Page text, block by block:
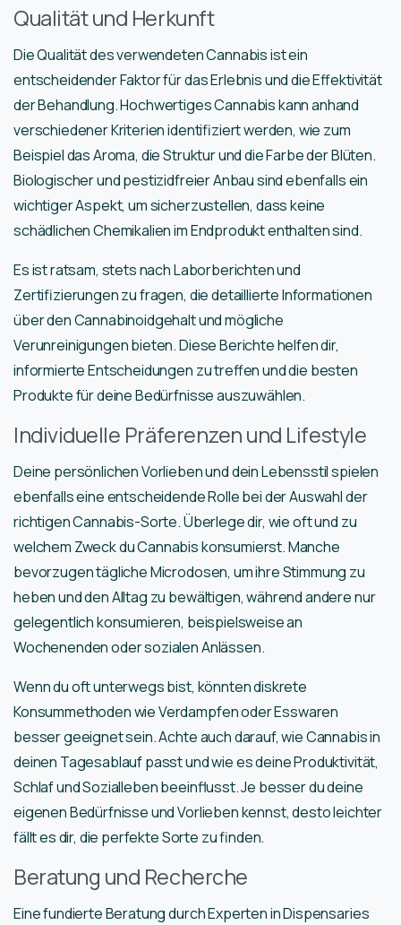
Qualität und Herkunft
Die Qualität des verwendeten Cannabis ist ein
entscheidender Faktor für das Erlebnis und die Effektivität
der Behandlung. Hochwertiges Cannabis kann anhand
verschiedener Kriterien identifiziert werden, wie zum
Beispiel das Aroma, die Struktur und die Farbe der Blüten.
Biologischer und pestizidfreier Anbau sind ebenfalls ein
wichtiger Aspekt, um sicherzustellen, dass keine
schädlichen Chemikalien im Endprodukt enthalten sind.
Es ist ratsam, stets nach Laborberichten und
Zertifizierungen zu fragen, die detaillierte Informationen
über den Cannabinoidgehalt und mögliche
Verunreinigungen bieten. Diese Berichte helfen dir,
informierte Entscheidungen zu treffen und die besten
Produkte für deine Bedürfnisse auszuwählen.
Individuelle Präferenzen und Lifestyle
Deine persönlichen Vorlieben und dein Lebensstil spielen
ebenfalls eine entscheidende Rolle bei der Auswahl der
richtigen Cannabis-Sorte. Überlege dir, wie oft und zu
welchem Zweck du Cannabis konsumierst. Manche
bevorzugen tägliche Microdosen, um ihre Stimmung zu
heben und den Alltag zu bewältigen, während andere nur
gelegentlich konsumieren, beispielsweise an
Wochenenden oder sozialen Anlässen.
Wenn du oft unterwegs bist, könnten diskrete
Konsummethoden wie Verdampfen oder Esswaren
besser geeignet sein. Achte auch darauf, wie Cannabis in
deinen Tagesablauf passt und wie es deine Produktivität,
Schlaf und Sozialleben beeinflusst. Je besser du deine
eigenen Bedürfnisse und Vorlieben kennst, desto leichter
fällt es dir, die perfekte Sorte zu finden.
Beratung und Recherche
Eine fundierte Beratung durch Experten in Dispensaries